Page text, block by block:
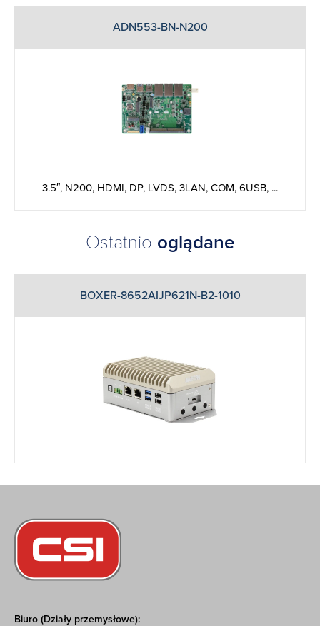
ADN553-BN-N200
3.5″, N200, HDMI, DP, LVDS, 3LAN, COM, 6USB, ...
Ostatnio oglądane
BOXER-8652AIJP621N-B2-1010
Biuro (Działy przemysłowe):